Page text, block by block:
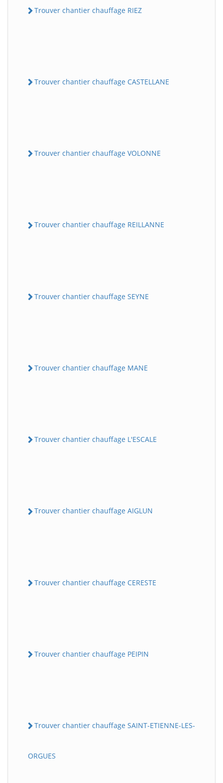
Trouver chantier chauffage RIEZ
Trouver chantier chauffage CASTELLANE
Trouver chantier chauffage VOLONNE
Trouver chantier chauffage REILLANNE
Trouver chantier chauffage SEYNE
Trouver chantier chauffage MANE
Trouver chantier chauffage L'ESCALE
Trouver chantier chauffage AIGLUN
Trouver chantier chauffage CERESTE
Trouver chantier chauffage PEIPIN
Trouver chantier chauffage SAINT-ETIENNE-LES-
ORGUES